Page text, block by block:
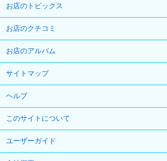
お店のトピックス
お店のクチコミ
お店のアルバム
サイトマップ
ヘルプ
このサイトについて
ユーザーガイド